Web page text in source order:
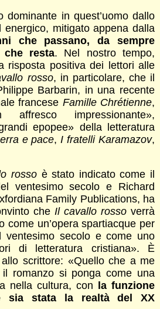
dominante in quest’uomo dallo
energico, mitigato appena dalla
che passano, da sempre
resta. Nel nostro tempo,
risposta positiva dei lettori alle
rosso, in particolare, che il
Barbarin, in una recente
francese Famille Chrétienne,
impressionante»,
epopee» della letteratura
e pace, I fratelli Karamazov,
rosso è stato indicato come il
ventesimo secolo e Richard
Family Publications, ha
cheIl cavallo rosso verrà
come un’opera spartiacque per
ventesimo secolo e come uno
di letteratura cristiana». È
allo scrittore: «Quello che a me
romanzo si ponga come una
nella cultura, con
la funzione
sia stata la realtà del XX